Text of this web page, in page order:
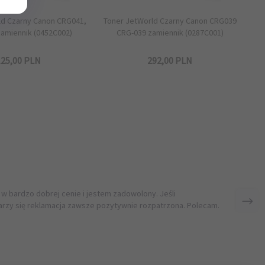
Czarny Canon CRG041,
(0452C002)
00 PLN
Toner JetWorld Czarny Canon CRG039
CRG-039 zamiennik (0287C001)
292,00 PLN
bardzo dobrej cenie i jestem zadowolony. Jeśli
się reklamacja zawsze pozytywnie rozpatrzona. Polecam.